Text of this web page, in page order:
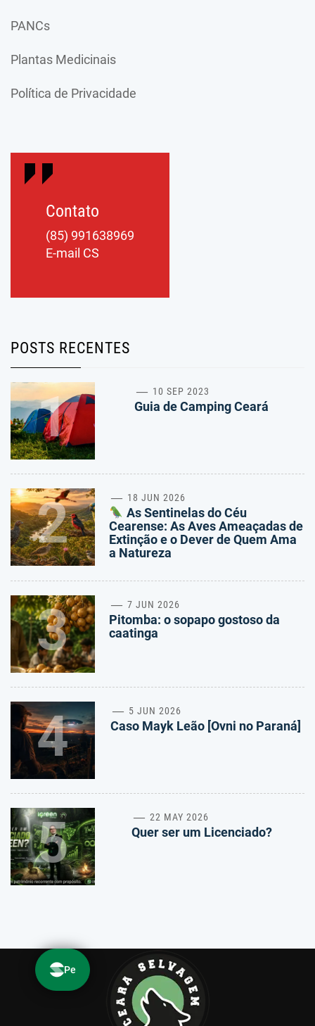
PANCs
Plantas Medicinais
Política de Privacidade
Contato
(85) 991638969
E-mail CS
POSTS RECENTES
1 10 SEP 2023
Guia de Camping Ceará
2 18 JUN 2026
As Sentinelas do Céu
Cearense: As Aves Ameaçadas de
Extinção e o Dever de Quem Ama
a Natureza
3 7 JUN 2026
Pitomba: o sopapo gostoso da
caatinga
4 5 JUN 2026
Caso Mayk Leão [Ovni no Paraná]
5 22 MAY 2026
Quer ser um Licenciado?